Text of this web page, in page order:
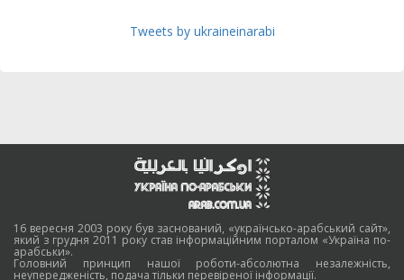
Tweets by ukraineinarabi
16 вересня 2003 року був заснований, «українсько-арабський сайт»,
який з грудня 2011 року став інформаційним порталом «Україна по-
арабськи».
Головний принцип нашої роботи-абсолютна незалежність,
неупередженість, подача тільки перевіреної інформації.